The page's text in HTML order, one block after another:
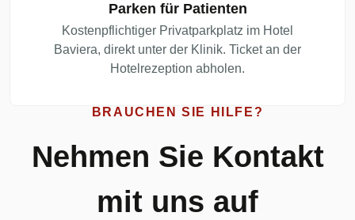
Parken für Patienten
Kostenpflichtiger Privatparkplatz im Hotel
Baviera, direkt unter der Klinik. Ticket an der
Hotelrezeption abholen.
BRAUCHEN SIE HILFE?
Nehmen Sie Kontakt
mit uns auf